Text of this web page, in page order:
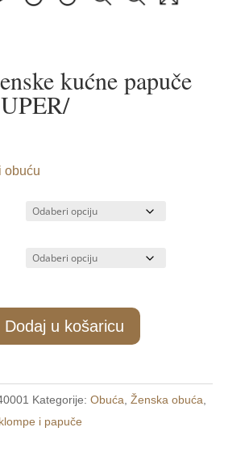
kućne papuče
obuću
Dodaj u košaricu
Kategorije: Obuća Ženska obuća
i papuče